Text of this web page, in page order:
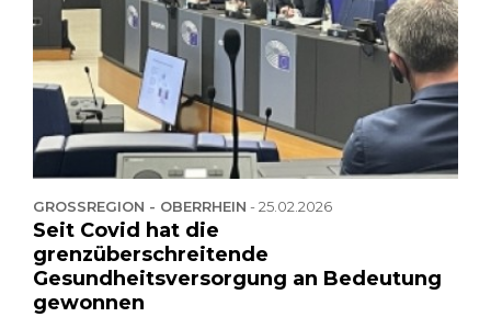
GROSSREGION - OBERRHEIN -25.02.2026
Seit Covid hat die
grenzüberschreitende
Gesundheitsversorgung an Bedeutung
gewonnen